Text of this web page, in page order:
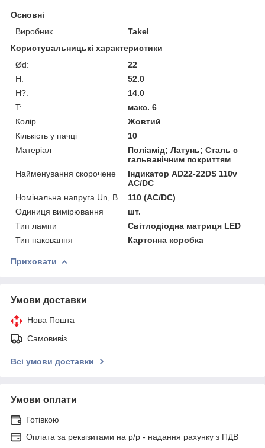
Основні
Виробник
Takel
Користувальницькі характеристики
Ød:
22
H:
52.0
H?:
14.0
T:
макс. 6
Колір
Жовтий
Кількість у пачці
10
Матеріал
Поліамід; Латунь; Сталь с
гальванічним покриттям
Найменування скорочене
Індикатор AD22-22DS 110v
АC/DC
Номінальна напруга Un, В
110 (AC/DC)
Одиниця вимірювання
шт.
Тип лампи
Світлодіодна матриця LED
Тип паковання
Картонна коробка
Приховати
Умови доставки
Нова Пошта
Самовивіз
Всі умови доставки
Умови оплати
Готівкою
Оплата за реквізитами на р/р - надання рахунку з ПДВ